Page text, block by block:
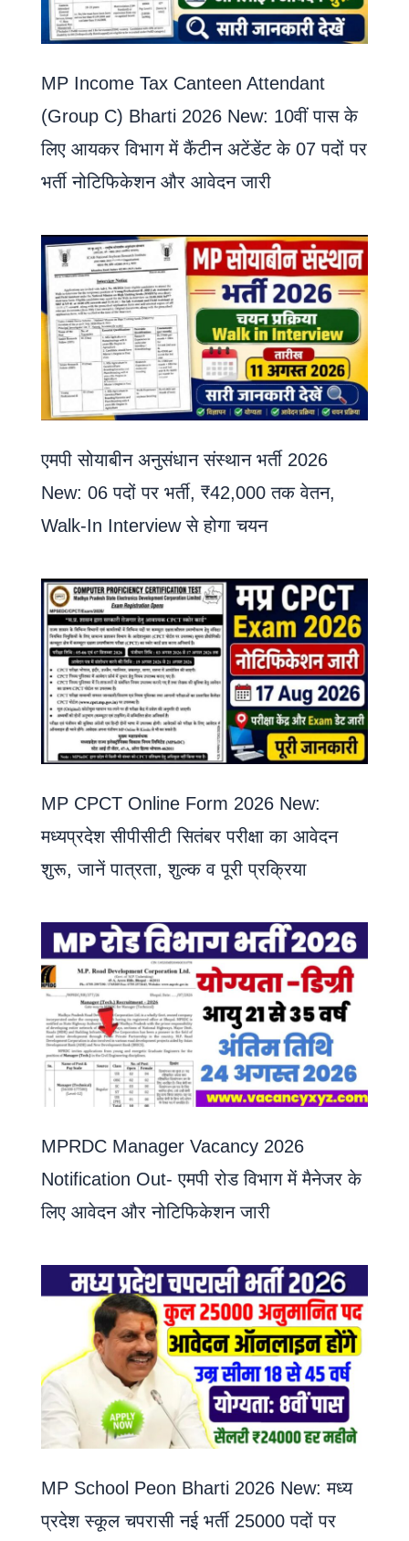
MP Income Tax Canteen Attendant
(Group C) Bharti 2026 New: 10वीं पास के
लिए आयकर विभाग में कैंटीन अटेंडेंट के 07 पदों पर
भर्ती नोटिफिकेशन और आवेदन जारी
एमपी सोयाबीन अनुसंधान संस्थान भर्ती 2026
New: 06 पदों पर भर्ती, ₹42,000 तक वेतन,
Walk-In Interview से होगा चयन
MP CPCT Online Form 2026 New:
मध्यप्रदेश सीपीसीटी सितंबर परीक्षा का आवेदन
शुरू, जानें पात्रता, शुल्क व पूरी प्रक्रिया
MPRDC Manager Vacancy 2026
Notification Out- एमपी रोड विभाग में मैनेजर के
लिए आवेदन और नोटिफिकेशन जारी
MP School Peon Bharti 2026 New: मध्य
प्रदेश स्कूल चपरासी नई भर्ती 25000 पदों पर